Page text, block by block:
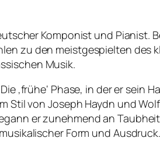
Komponist und
zu den meistgespielten des
Musik.
‚frühe‘ Phase, in der er sein
von Joseph Haydn und
er zunehmend an Taubheit
Form und Ausdruck.